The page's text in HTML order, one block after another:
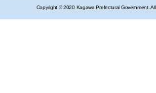
Copyright © 2020 Kagawa Prefectural Government. All